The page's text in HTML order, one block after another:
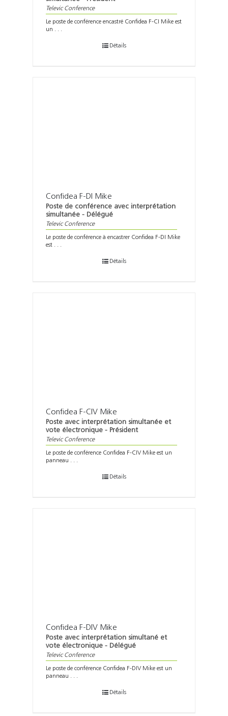
Televic Conference
Le poste de conférence encastré Confidea F-CI Mike est
un . . .
Détails
Confidea F-DI Mike
Poste de conférence avec interprétation
simultanée - Délégué
Televic Conference
Le poste de conférence à encastrer Confidea F-DI Mike
est . . .
Détails
Confidea F-CIV Mike
Poste avec interprétation simultanée et
vote électronique - Président
Televic Conference
Le poste de conférence Confidea F-CIV Mike est un
panneau . . .
Détails
Confidea F-DIV Mike
Poste avec interprétation simultané et
vote électronique - Délégué
Televic Conference
Le poste de conférence Confidea F-DIV Mike est un
panneau . . .
Détails